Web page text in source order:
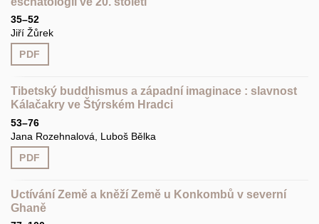
35–52
Jiří Žůrek
PDF
Tibetský buddhismus a západní imaginace : slavnost
Kálačakry ve Štýrském Hradci
53–76
Jana Rozehnalová, Luboš Bělka
PDF
Uctívání Země a kněží Země u Konkombů v severní
Ghaně